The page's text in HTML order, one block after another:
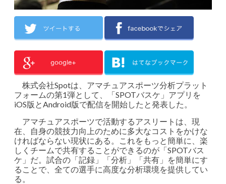
株式会社Spotは、アマチュアスポーツ分析プラット
フォームの第1弾として、「SPOTバスケ」アプリを
iOS版とAndroid版で配信を開始したと発表した。
アマチュアスポーツで活動するアスリートは、現
在、自身の競技力向上のために多大なコストをかけな
ければならない現状にある。これをもっと簡単に、楽
しくチームで共有することができるのが「SPOTバス
ケ」だ。試合の「記録」「分析」「共有」を簡単にす
ることで、全ての選手に高度な分析環境を提供してい
る。